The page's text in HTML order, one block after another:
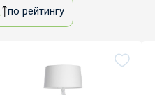
по рейтингу